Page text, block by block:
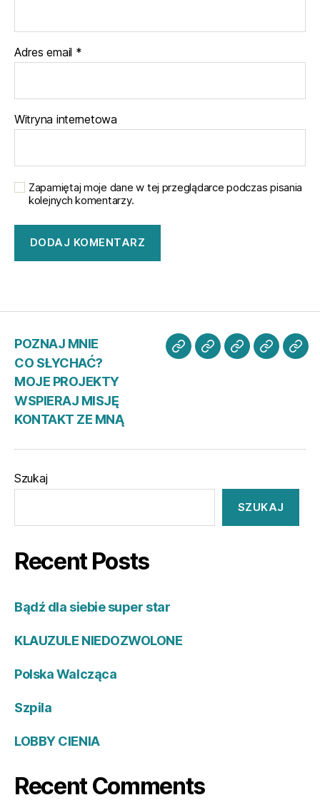
Adres email *
Witryna internetowa
Zapamiętaj moje dane w tej przeglądarce podczas pisania
kolejnych komentarzy.
POZNAJ MNIE
CO SŁYCHAĆ?
MOJE PROJEKTY
WSPIERAJ MISJĘ
KONTAKT ZE MNĄ
POZNAJ
CO
MOJE
Szukaj
SZUKAJ
Recent Posts
Bądź dla siebie super star
KLAUZULE NIEDOZWOLONE
Polska Walcząca
Szpila
LOBBY CIENIA
Recent Comments